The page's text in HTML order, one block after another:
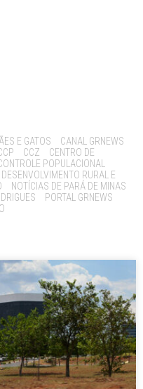
E GATOS
CANAL GRNEWS
CCZ
CENTRO DE
POPULACIONAL
DESENVOLVIMENTO RURAL E
NOTÍCIAS DE PARÁ DE MINAS
PORTAL GRNEWS